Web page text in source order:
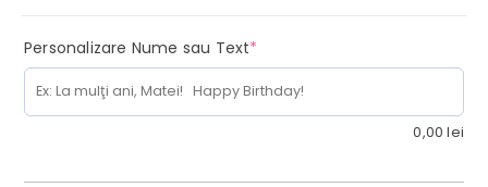
Personalizare Nume sau Text*
0,00lei